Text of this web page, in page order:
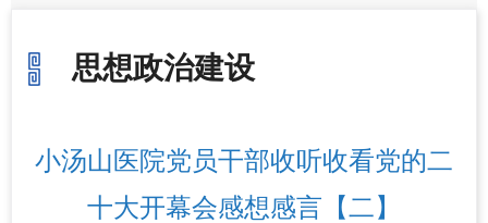
思想政治建设
小汤山医院党员干部收听收看党的二
十大开幕会感想感言【二】